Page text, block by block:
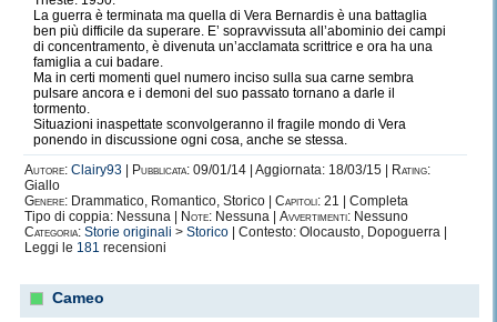
La guerra è terminata ma quella di Vera Bernardis è una battaglia
ben più difficile da superare. E’ sopravvissuta all’abominio dei campi
di concentramento, è divenuta un’acclamata scrittrice e ora ha una
famiglia a cui badare.
Ma in certi momenti quel numero inciso sulla sua carne sembra
pulsare ancora e i demoni del suo passato tornano a darle il
tormento.
Situazioni inaspettate sconvolgeranno il fragile mondo di Vera
ponendo in discussione ogni cosa, anche se stessa.
Autore: Clairy93 Pubblicata: 09/01/14 | Aggiornata: 18/03/15 |
Rating:
Giallo
Genere: Drammatico, Romantico, Storico | Capitoli: 21 | Completa
Tipo di coppia: Nessuna |
Note: Nessuna | Avvertimenti: Nessuno
Categoria: Storie originali > Storico | Contesto: Olocausto, Dopoguerra |
Leggi le 181 recensioni
Cameo